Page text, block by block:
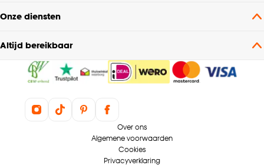
Soort stof Rolgordijn lichtdoorlatend
Onze diensten
Altijd bereikbaar
Over ons
Algemene voorwaarden
Cookies
Privacyverklaring